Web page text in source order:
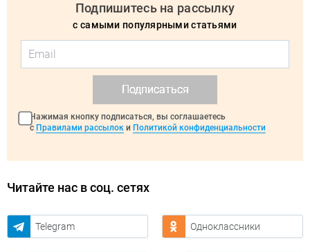
Подпишитесь на рассылку
с самыми популярными статьями
Подписаться
Нажимая кнопку подписаться, вы соглашаетесь
с Правилами рассылок и Политикой конфиденциальности
Читайте нас в соц. сетях
Telegram Одноклассники